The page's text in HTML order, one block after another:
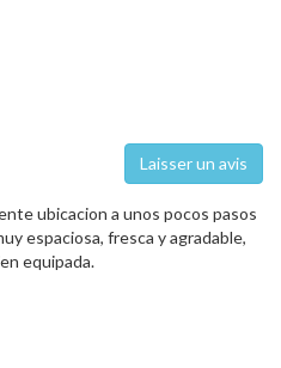
Laisser un avis
ubicacion a unos pocos pasos
espaciosa, fresca y agradable,
equipada.